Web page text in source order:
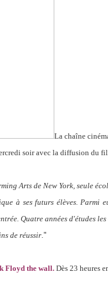
La chaîne
soir avec la diffusion du
Arts de New York, seule
à ses futurs élèves. Parmi
Quatre années d'études
de réussir."
Floyd the wall.Dès 23 heures